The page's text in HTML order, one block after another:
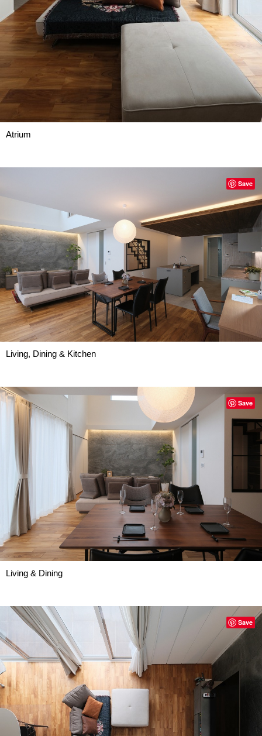
Atrium
Living, Dining & Kitchen
Save
Living & Dining
Save
Save